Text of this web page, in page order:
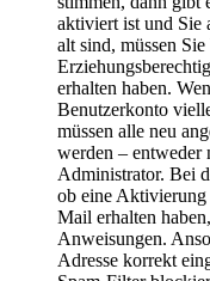
aktiviert ist und Sie
alt sind, müssen
erhalten haben.
Benutzerkonto
müssen alle neu
werden – entweder
Administrator. Bei
ob eine
Mail erhalten
Anweisungen.
Adresse korrekt